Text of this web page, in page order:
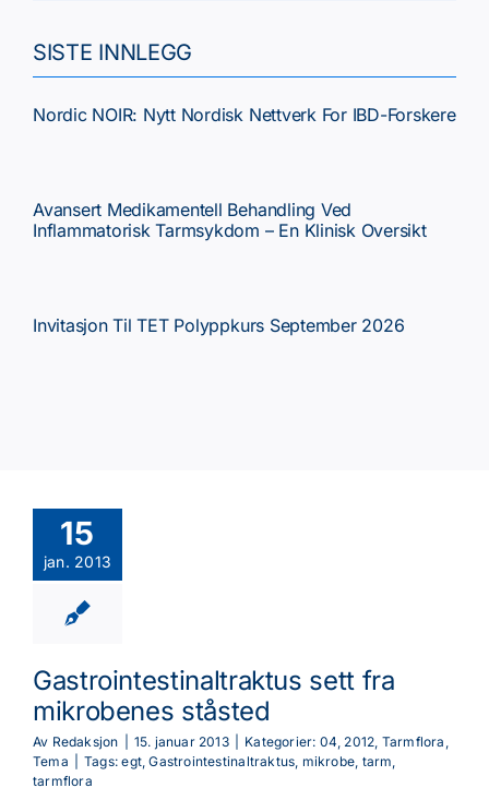
SISTE INNLEGG
Nordic NOIR: Nytt Nordisk Nettverk For IBD-Forskere
Avansert Medikamentell Behandling Ved
Inflammatorisk Tarmsykdom – En Klinisk Oversikt
Invitasjon Til TET Polyppkurs September 2026
15
jan. 2013
Gastrointestinaltraktus sett fra
mikrobenes ståsted
Av Redaksjon 15. januar 2013 Kategorier: 04, 2012, Tarmflora ,
Tema
Tags:egt,Gastrointestinaltraktus, mikrobe, tarm,
tarmflora